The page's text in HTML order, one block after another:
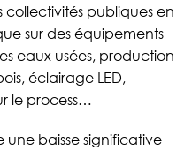
collectivités publiques en
sur des équipements
eaux usées, production
éclairage LED,
le process…
une baisse significative